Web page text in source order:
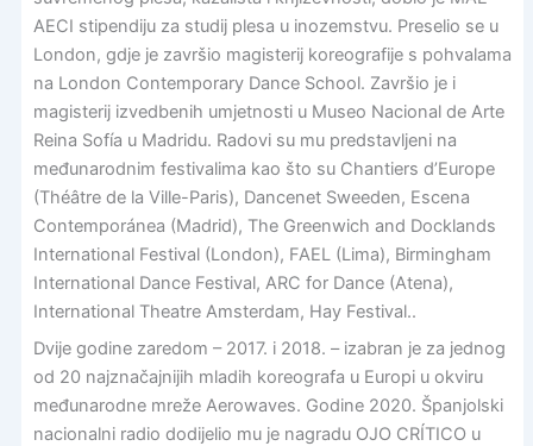
AECI stipendiju za studij plesa u inozemstvu. Preselio se u
London, gdje je završio magisterij koreografije s pohvalama
na London Contemporary Dance School. Završio je i
magisterij izvedbenih umjetnosti u Museo Nacional de Arte
Reina Sofía u Madridu. Radovi su mu predstavljeni na
međunarodnim festivalima kao što su Chantiers d’Europe
(Théâtre de la Ville-Paris), Dancenet Sweeden, Escena
Contemporánea (Madrid), The Greenwich and Docklands
International Festival (London), FAEL (Lima), Birmingham
International Dance Festival, ARC for Dance (Atena),
International Theatre Amsterdam, Hay Festival..
Dvije godine zaredom – 2017. i 2018. – izabran je za jednog
od 20 najznačajnijih mladih koreografa u Europi u okviru
međunarodne mreže Aerowaves. Godine 2020. Španjolski
nacionalni radio dodijelio mu je nagradu OJO CRÍTICO u